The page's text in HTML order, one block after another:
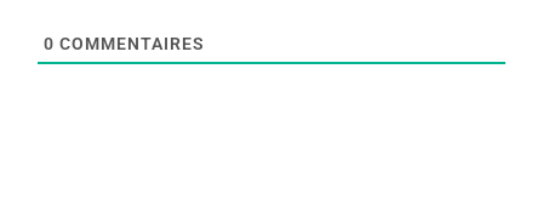
0 COMMENTAIRES